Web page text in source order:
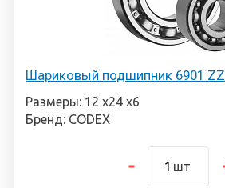
Шариковый подшипник 6901 ZZ
Размеры: 12 х24 х6
Бренд: CODEX
шт